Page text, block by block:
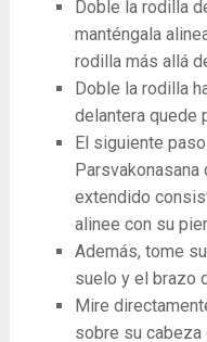
Doble la rodilla
manténgala
rodilla más allá
Doble la rodilla
delantera quede
El siguiente
Parsvakonasana
extendido
alinee con su
Además, tome
suelo y el brazo
Mire
sobre su cabeza